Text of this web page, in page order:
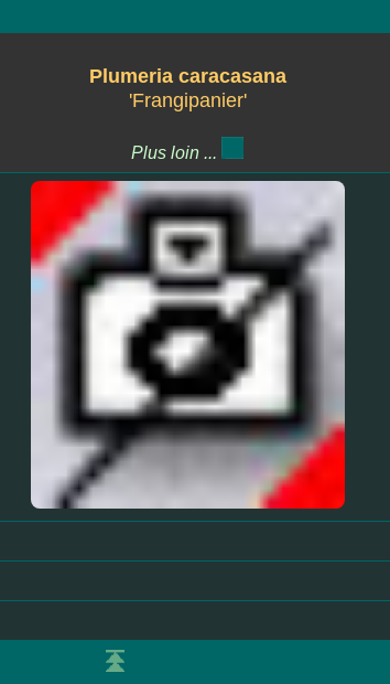
Plumeria caracasana
'Frangipanier'
Plus loin ...